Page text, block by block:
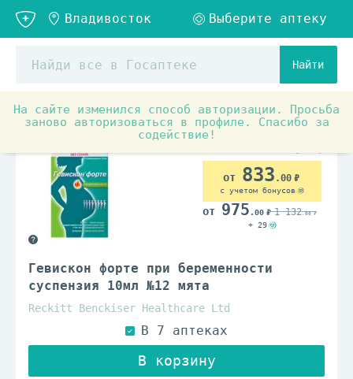
Найти
На сайте изменился способ авторизации. Просьба
заново авторизоваться в профиле. Спасибо за
содействие!
Аптечные товары Препараты при заболеваниях
Гевискон форте при беременности
суспензия 10мл №12 мята
Reckitt Benckiser Healthcare Ltd
833 .00
с учетом бонусов
975 .00 1 132.00
+ 29